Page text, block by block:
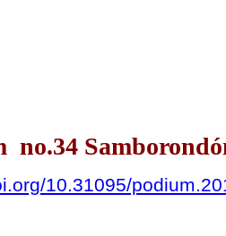
no.34
10.31095/